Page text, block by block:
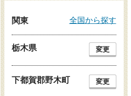
関東 全国から探す
栃木県 変更
下都賀郡野木町 変更